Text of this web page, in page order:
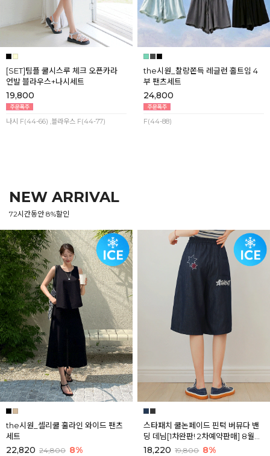
[SET]팀플 쿨시스루 체크 오픈카라
언발 블라우스+나시세트
19,800
나시 F(44-66) ,블라우스 F(44-77)
the시원_찰랑쫀득 레글런 홀트임 4
부 팬츠세트
24,800
F(44-88)
NEW ARRIVAL
72시간동안 8%할인
the시원_셀리쿨 훌라인 와이드 팬츠
세트
22,820 24,800 8%
스타패치 쿨논페이드 핀턱 버뮤다 밴
딩 데님[1차완판! 2차예약판매] 8월셋
째주 순차배송
18,220 19,800 8%